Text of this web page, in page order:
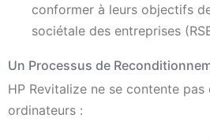
conformer à leurs objectifs
sociétale des entreprises
Un Processus de
HP Revitalize ne se contente
ordinateurs :